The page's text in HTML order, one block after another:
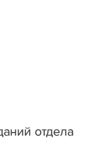
отдела